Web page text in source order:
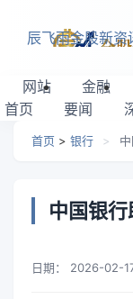
辰飞雨金股新资
网站
首页
金融
要闻
首页 > 银行 >
中国银
日期： 2026-02-